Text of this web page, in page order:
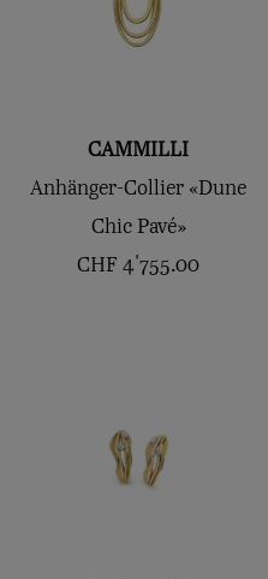
CAMMILLI
Anhänger-Collier «Dune
Chic Pavé»
CHF 4'755.00